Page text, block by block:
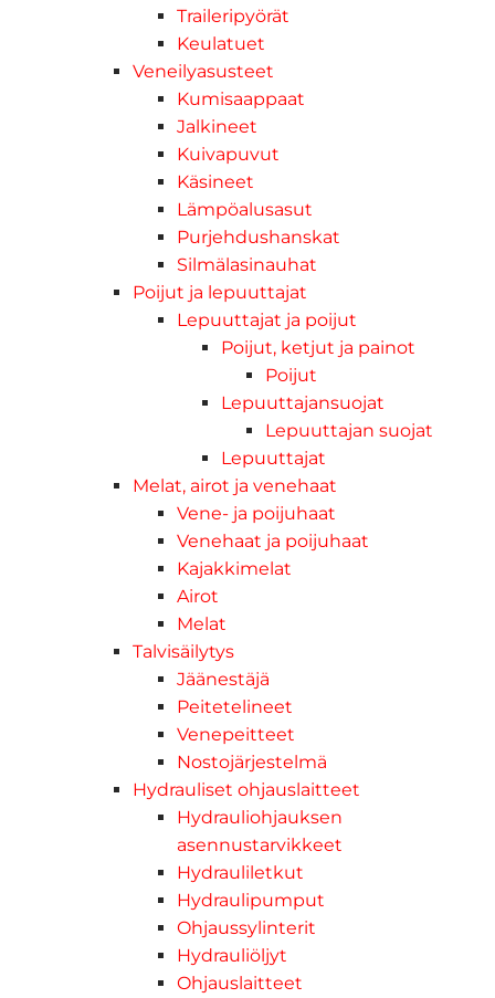
Traileripyörät
Keulatuet
Veneilyasusteet
Kumisaappaat
Jalkineet
Kuivapuvut
Käsineet
Lämpöalusasut
Purjehdushanskat
Silmälasinauhat
Poijut ja lepuuttajat
Lepuuttajat ja poijut
Poijut, ketjut ja painot
Poijut
Lepuuttajansuojat
Lepuuttajan suojat
Lepuuttajat
Melat, airot ja venehaat
Vene- ja poijuhaat
Venehaat ja poijuhaat
Kajakkimelat
Airot
Melat
Talvisäilytys
Jäänestäjä
Peitetelineet
Venepeitteet
Nostojärjestelmä
Hydrauliset ohjauslaitteet
Hydrauliohjauksen
asennustarvikkeet
Hydrauliletkut
Hydraulipumput
Ohjaussylinterit
Hydrauliöljyt
Ohjauslaitteet